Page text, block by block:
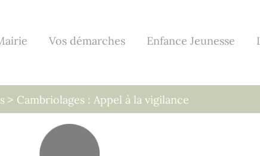
Vos démarches Enfance Jeunesse
Cambriolages : Appel à la vigilance